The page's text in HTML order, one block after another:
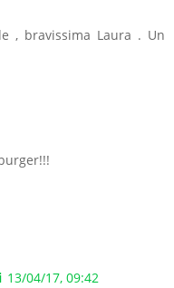
, bravissima Laura . Un
13/04/17, 09:42